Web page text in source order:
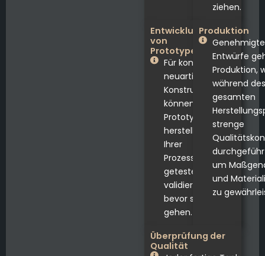
ziehen.
Entwicklung
von
Prototypen
Für komplexe oder
neuartige
Konstruktionen
können wir
Prototypen
herstellen, die in
Ihrer
Prozessumgebung
getestet und
validiert werden,
bevor sie in Serie
gehen.
Produktion
Genehmigte
Entwürfe
Produktion,
während des
gesamten
strenge
um
und
zu
Überprüfung der
Qualität